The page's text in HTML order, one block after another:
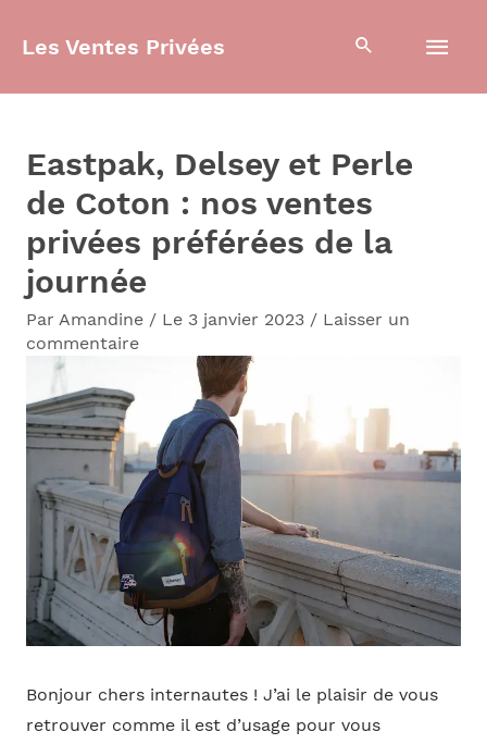
Les Ventes Privées
Eastpak, Delsey et Perle
de Coton : nos ventes
privées préférées de la
journée
Par Amandine / Le 3 janvier 2023 / Laisser un
commentaire
Bonjour chers internautes ! J’ai le plaisir de vous
retrouver comme il est d’usage pour vous